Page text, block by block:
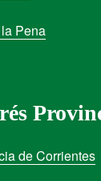
Pena
de Corrientes